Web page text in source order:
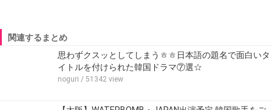
関連するまとめ
思わずクスッとしてしまうㅎㅎ日本語の題名で面白いタ
イトルを付けられた韓国ドラマ⑦選☆
noguri / 51342 view